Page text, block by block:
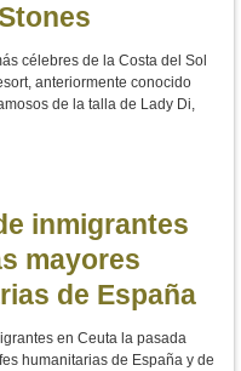
célebres de la Costa del Sol
anteriormente conocido
de la talla de Lady Di,
inmigrantes
mayores
de España
en Ceuta la pasada
humanitarias de España y de